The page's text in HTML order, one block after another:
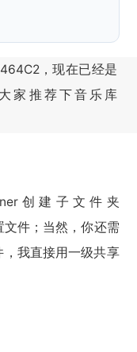
，现在已经是
家推荐下音乐库
创建子文件夹
件；当然，你还需
我直接用一级共享